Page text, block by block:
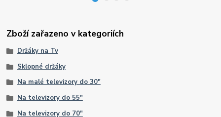
Zboží zařazeno v kategoriích
Držáky na Tv
Sklopné držáky
Na malé televizory do 30"
Na televizory do 55"
Na televizory do 70"